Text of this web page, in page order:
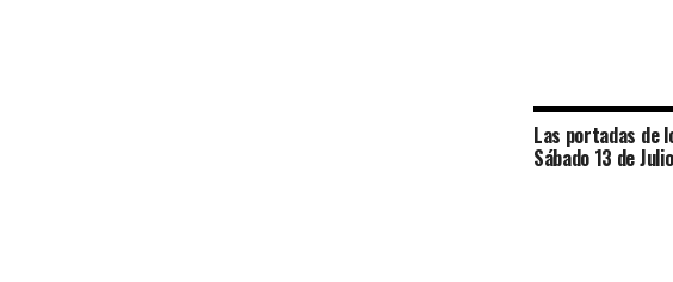
Las portadas de
Sábado 13 de